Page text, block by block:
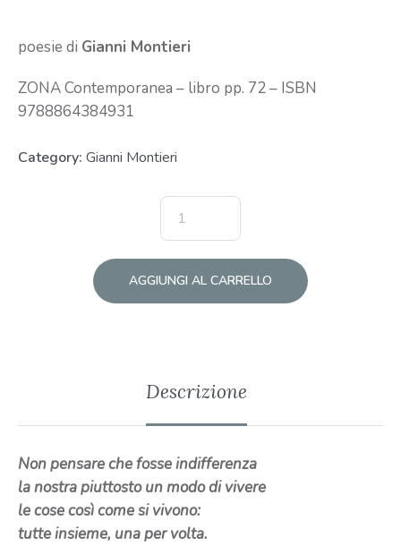
poesie di Gianni Montieri
ZONA Contemporanea – libro pp. 72 – ISBN
9788864384931
Category: Gianni Montieri
AGGIUNGI AL CARRELLO
Descrizione
Non pensare che fosse indifferenza
la nostra piuttosto un modo di vivere
le cose così come si vivono:
tutte insieme, una per volta.